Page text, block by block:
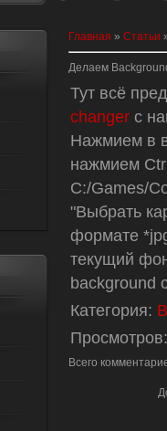
Главная » Статьи
Делаем
Тут всё
changer с
Нажмием в
нажмием
C:/Games/
"Выбрать
формате
текущий
background
Категория:
Просмотров
Всего